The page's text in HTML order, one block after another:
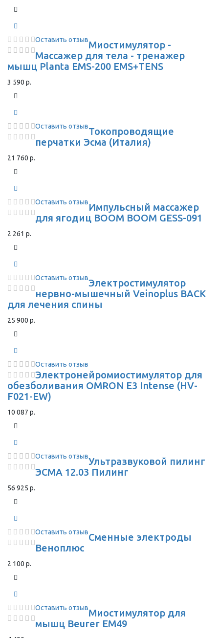
Оставить отзывМиостимулятор -
Массажер для тела - тренажер
мышц Planta EMS-200 EMS+TENS
3 590 р.
Оставить отзывТокопроводящие
перчатки Эсма (Италия)
21 760 р.
Оставить отзывИмпульсный массажер
для ягодиц BOOM BOOM GESS-091
2 261 р.
Оставить отзывЭлектростимулятор
нервно-мышечный Veinoplus BACK
для лечения спины
25 900 р.
Оставить отзыв
Электронейромиостимулятор для
обезболивания OMRON Е3 Intense (HV-
F021-EW)
10 087 р.
Оставить отзывУльтразвуковой пилинг
ЭСМА 12.03 Пилинг
56 925 р.
Оставить отзывСменные электроды
Веноплюс
2 100 р.
Оставить отзывМиостимулятор для
мышц Beurer EM49